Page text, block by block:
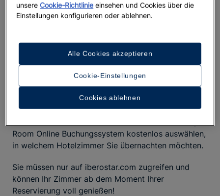
Pool? Ein großes oder ein Doppelbett? In der
Nähe oder weit weg vom Spa?
Room Online Buchungssystem kostenlos auswählen,
in welchem Hotelzimmer Sie übernachten möchten.
Sie müssen nur auf iberostar.com zugreifen und
können Ihr Zimmer ab dem Moment Ihrer
Reservierung voll genießen!
unsereCookie-Richtlinie einsehen und Cookies über die
Einstellungen konfigurieren oder ablehnen.
Cookie-Einstellungen
Cookies ablehnen
Alle Cookies akzeptieren